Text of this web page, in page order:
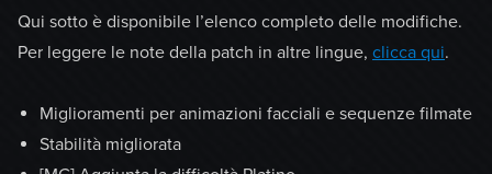
Qui sotto è disponibile l’elenco completo delle modifiche.
Per leggere le note della patch in altre lingue, clicca qui.
Miglioramenti per animazioni facciali e sequenze filmate
Stabilità migliorata